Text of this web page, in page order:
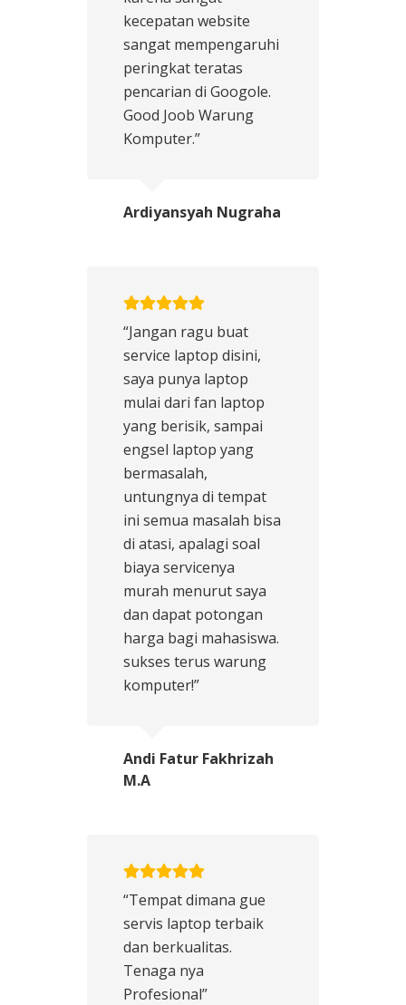
kecepatan website
sangat mempengaruhi
peringkat teratas
pencarian di Googole.
Good Joob Warung
Komputer.”
Ardiyansyah Nugraha
“Jangan ragu buat
service laptop disini,
saya punya laptop
mulai dari fan laptop
yang berisik, sampai
engsel laptop yang
bermasalah,
untungnya di tempat
ini semua masalah bisa
di atasi, apalagi soal
biaya servicenya
murah menurut saya
dan dapat potongan
harga bagi mahasiswa.
sukses terus warung
komputer!”
Andi Fatur Fakhrizah
M.A
“Tempat dimana gue
servis laptop terbaik
dan berkualitas.
Tenaga nya
Profesional”